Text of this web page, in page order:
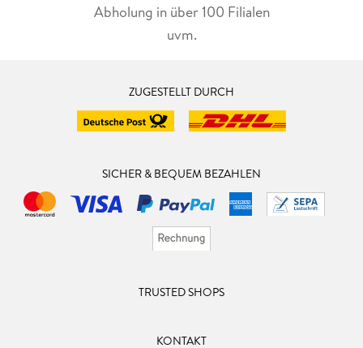
Abholung in über 100 Filialen
uvm.
ZUGESTELLT DURCH
SICHER & BEQUEM BEZAHLEN
TRUSTED SHOPS
KONTAKT